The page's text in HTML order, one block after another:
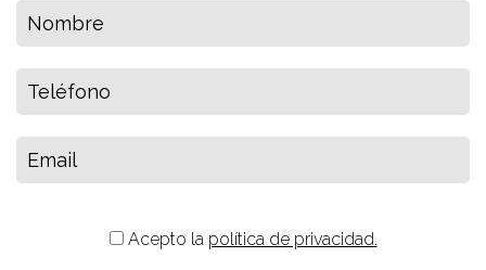
Acepto la política de privacidad.